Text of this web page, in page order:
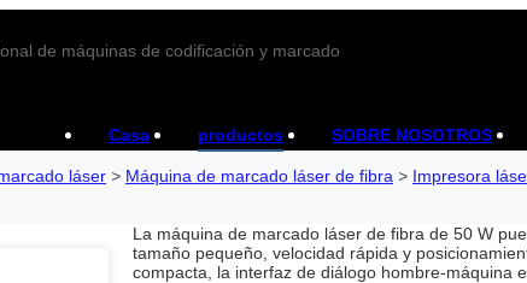
de máquinas de codificación y marcado
Casa productos SOBRE NOSOTROS
láser > Máquina de marcado láser de fibra > Impresora
La máquina de marcado láser de fibra de 50 W
tamaño pequeño, velocidad rápida y
compacta, la interfaz de diálogo hombre-máquina